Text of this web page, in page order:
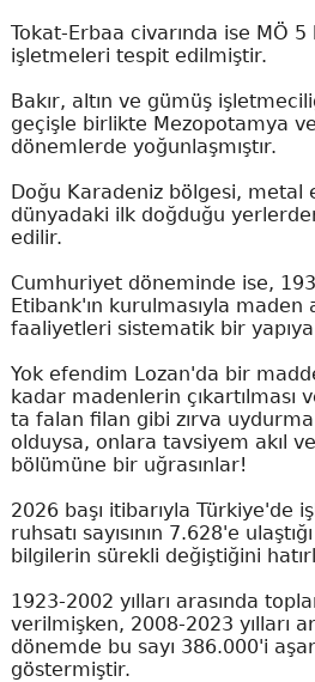
Tokat-Erbaa civarında ise MÖ 5
işletmeleri tespit edilmiştir.
Bakır, altın ve gümüş
geçişle birlikte Mezopotamya
dönemlerde yoğunlaşmıştır.
Doğu Karadeniz bölgesi, metal
dünyadaki ilk doğduğu
edilir.
Cumhuriyet döneminde ise,
Etibank'ın kurulmasıyla
faaliyetleri sistematik bir
Yok efendim Lozan'da bir
kadar madenlerin çıkartılması
ta falan filan gibi zırva
olduysa, onlara tavsiyem akıl
bölümüne bir uğrasınlar!
2026 başı itibarıyla Türkiye'de
ruhsatı sayısının 7.628'e
bilgilerin sürekli değiştiğini
1923-2002 yılları arasında
verilmişken, 2008-2023 yılları
dönemde bu sayı 386.000'i
göstermiştir.